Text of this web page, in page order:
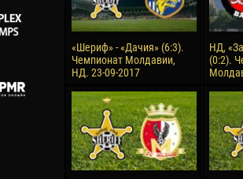
«Шериф» - «Дачия» (6:3).
Чемпионат Молдавии,
НД. 23-09-2017
НД,
(0:2).